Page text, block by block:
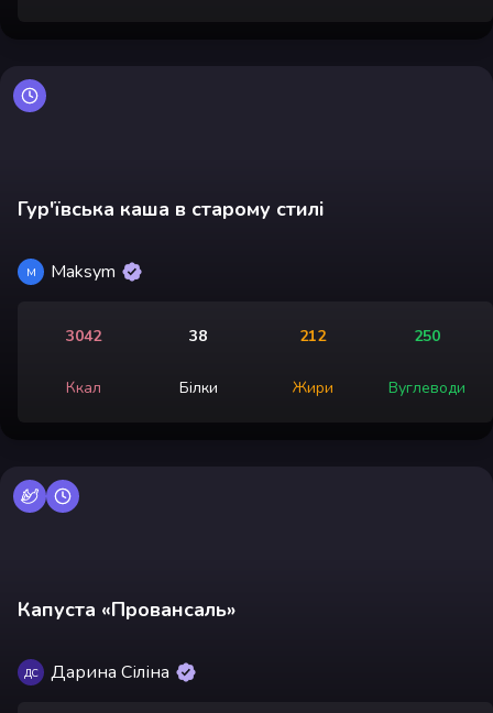
Гур'ївська каша в старому стилі
M Maksym
3042
Ккал
38
Білки
212
Жири
250
Вуглеводи
Капуста «Провансаль»
ДС Дарина Сіліна